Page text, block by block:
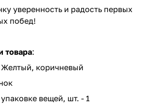
уверенность и радость первых
побед!
товара:
Желтый, коричневый
вещей, шт. - 1